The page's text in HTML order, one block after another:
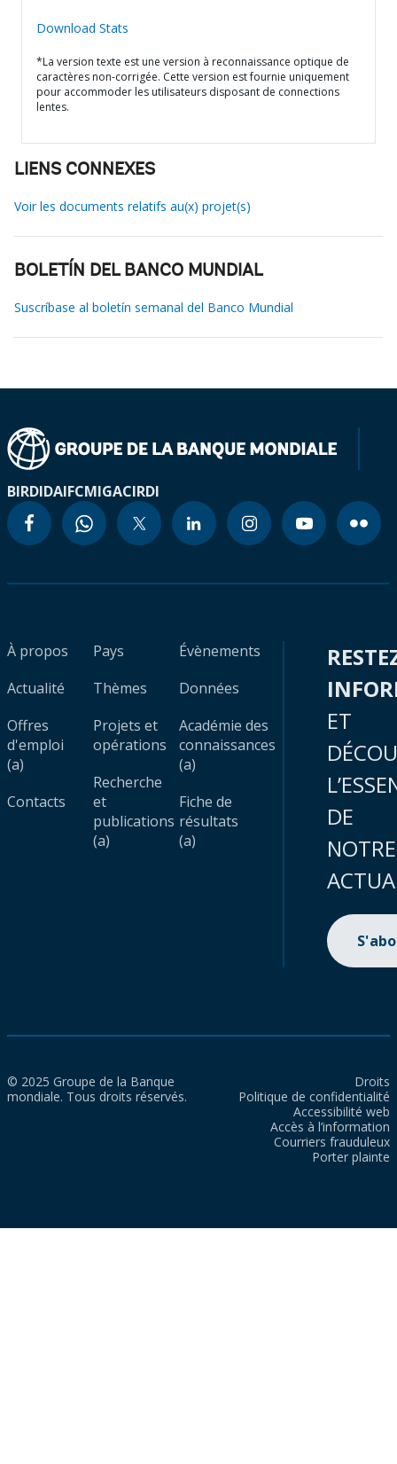
Download Stats
*La version texte est une version à reconnaissance optique de
caractères non-corrigée. Cette version est fournie uniquement
pour accommoder les utilisateurs disposant de connections
lentes.
LIENS CONNEXES
Voir les documents relatifs au(x) projet(s)
BOLETÍN DEL BANCO MUNDIAL
Suscríbase al boletín semanal del Banco Mundial
BIRDIDAIFCMIGACIRDI
À propos
Actualité
Offres
d'emploi
(a)
Contacts
Pays
Thèmes
Projets et
opérations
Recherche
et
publications
(a)
Évènements
Données
Académie des
connaissances
(a)
Fiche de
résultats
(a)
ET
DE
NOTRE
© 2025 Groupe de la Banque
mondiale. Tous droits réservés.
Droits
Politique de confidentialité
Accessibilité web
Accès à l’information
Courriers frauduleux
Porter plainte